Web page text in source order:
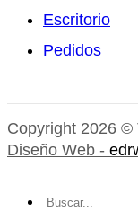
Escritorio
Pedidos
Copyright 2026 ©
Diseño Web -
Buscar